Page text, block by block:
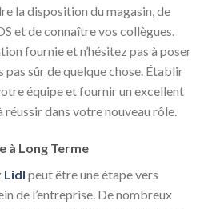
la disposition du magasin, de
et de connaître vos collègues.
fournie et n’hésitez pas à poser
pas sûr de quelque chose. Établir
équipe et fournir un excellent
dans votre nouveau rôle.
à Long Terme
Lidl peut être une étape vers
de l’entreprise. De nombreux